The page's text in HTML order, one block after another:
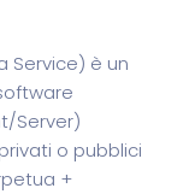
Service) è un
Server)
o pubblici
+